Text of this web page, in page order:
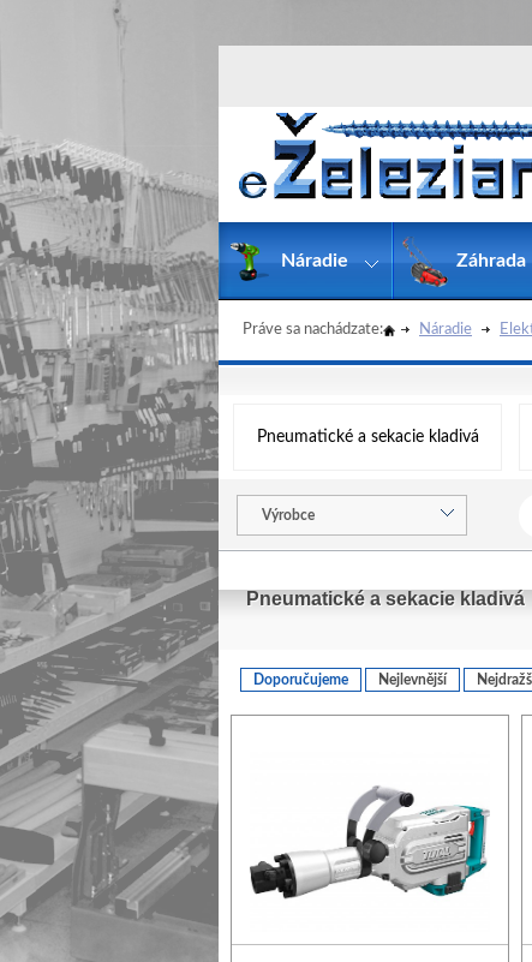
Práve sa nachádzate: Náradie
Pneumatické a sekacie kladivá
Výrobce
Pneumatické a sekacie kladivá
Doporučujeme Nejlevnější
Náradie Záhrada